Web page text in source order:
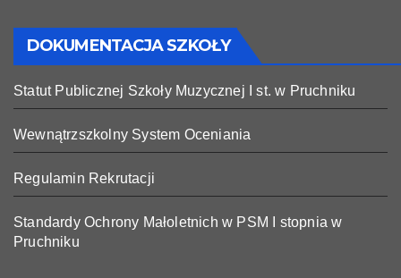
DOKUMENTACJA SZKOŁY
Statut Publicznej Szkoły Muzycznej I st. w Pruchniku
Wewnątrzszkolny System Oceniania
Regulamin Rekrutacji
Standardy Ochrony Małoletnich w PSM I stopnia w
Pruchniku